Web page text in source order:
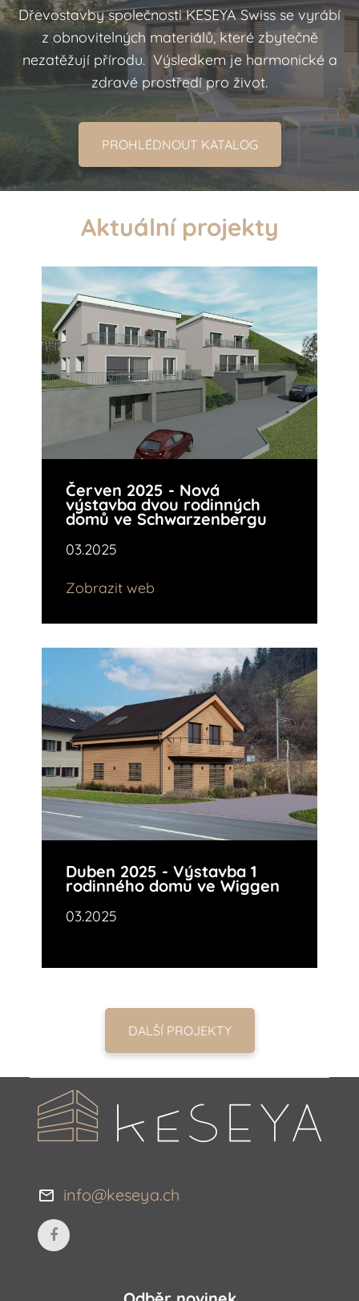
Dřevostavby společnosti KESEYA Swiss se vyrábí
z obnovitelných materiálů, které zbytečně
nezatěžují přírodu. Výsledkem je harmonické a
zdravé prostředí pro život.
PROHLÉDNOUT KATALOG
Aktuální projekty
Červen 2025 - Nová
výstavba dvou rodinných
domů ve Schwarzenbergu
03.2025
Zobrazit web
Duben 2025 - Výstavba 1
rodinného domu ve Wiggen
03.2025
DALŠÍ PROJEKTY
info@keseya.ch